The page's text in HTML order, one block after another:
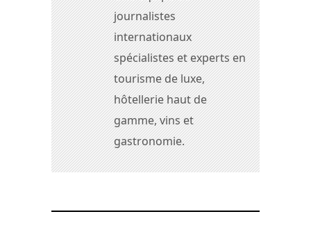
journalistes
internationaux
spécialistes et experts en
tourisme de luxe,
hôtellerie haut de
gamme, vins et
gastronomie.